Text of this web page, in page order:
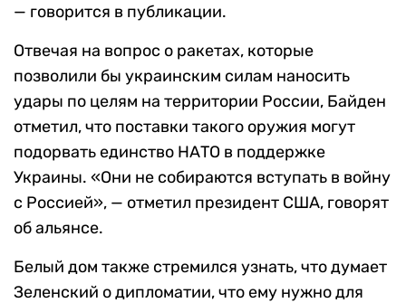
— говорится в публикации.
Отвечая на вопрос о ракетах, которые
позволили бы украинским силам наносить
удары по целям на территории России, Байден
отметил, что поставки такого оружия могут
подорвать единство НАТО в поддержке
Украины. «Они не собираются вступать в войну
с Россией», — отметил президент США, говорят
об альянсе.
Белый дом также стремился узнать, что думает
Зеленский о дипломатии, что ему нужно для